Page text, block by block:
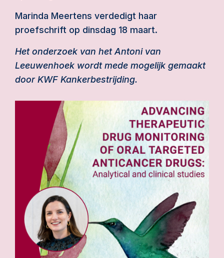
Marinda Meertens verdedigt haar
proefschrift op dinsdag 18 maart.
Het onderzoek van het Antoni van
Leeuwenhoek wordt mede mogelijk gemaakt
door KWF Kankerbestrijding.